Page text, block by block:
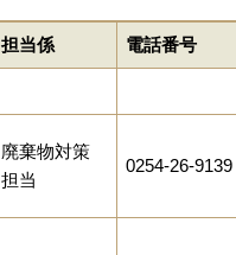
担当係 電話番号
廃棄物対策
担当
0254-26-9139